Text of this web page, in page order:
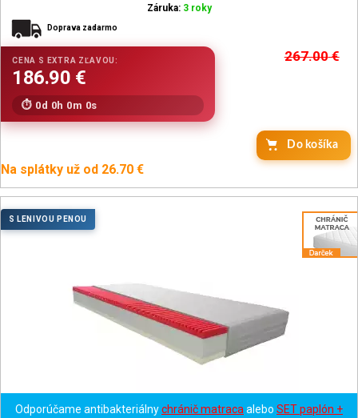
Záruka: 3 roky
Doprava zadarmo
267.00€
0d 0h 0m 0s
Do košíka
Na splátky už od 26.70 €
S LENIVOU PENOU
Odporúčame antibakteriálnychránič matraca alebo SET paplón +